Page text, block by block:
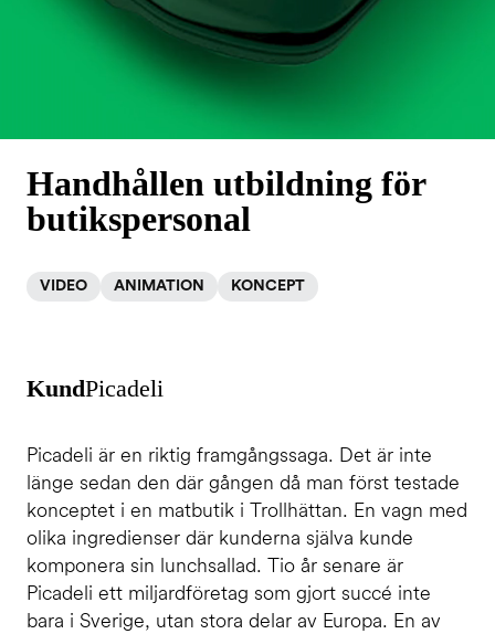
Handhållen utbildning för
butikspersonal
VIDEO ANIMATION KONCEPT
KundPicadeli
Picadeli är en riktig framgångssaga. Det är inte
länge sedan den där gången då man först testade
konceptet i en matbutik i Trollhättan. En vagn med
olika ingredienser där kunderna själva kunde
komponera sin lunchsallad. Tio år senare är
Picadeli ett miljardföretag som gjort succé inte
bara i Sverige, utan stora delar av Europa. En av